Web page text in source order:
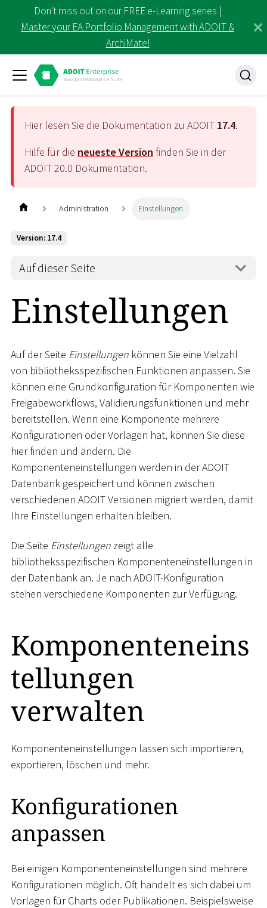
Don't miss out on our FREE e-Learning series |
Master your EA Portfolio Management with ADOIT &
ArchiMate!
Hier lesen Sie die Dokumentation zu ADOIT 17.4.
Hilfe für die neueste Version finden Sie in der
ADOIT20.0 Dokumentation.
Administration Einstellungen
Version: 17.4
Auf dieser Seite
Einstellungen
Auf der Seite Einstellungen können Sie eine Vielzahl
von bibliotheksspezifischen Funktionen anpassen. Sie
können eine Grundkonfiguration für Komponenten wie
Freigabeworkflows, Validierungsfunktionen und mehr
bereitstellen. Wenn eine Komponente mehrere
Konfigurationen oder Vorlagen hat, können Sie diese
hier finden und ändern. Die
Komponenteneinstellungen werden in der ADOIT
Datenbank gespeichert und können zwischen
verschiedenen ADOIT Versionen migriert werden, damit
Ihre Einstellungen erhalten bleiben.
Die Seite Einstellungen zeigt alle
bibliotheksspezifischen Komponenteneinstellungen in
der Datenbank an. Je nach ADOIT-Konfiguration
stehen verschiedene Komponenten zur Verfügung.
Komponenteneins
tellungen
verwalten
Komponenteneinstellungen lassen sich importieren,
exportieren, löschen und mehr.
Konfigurationen
anpassen
Bei einigen Komponenteneinstellungen sind mehrere
Konfigurationen möglich. Oft handelt es sich dabei um
Vorlagen für Charts oder Publikationen. Beispielsweise